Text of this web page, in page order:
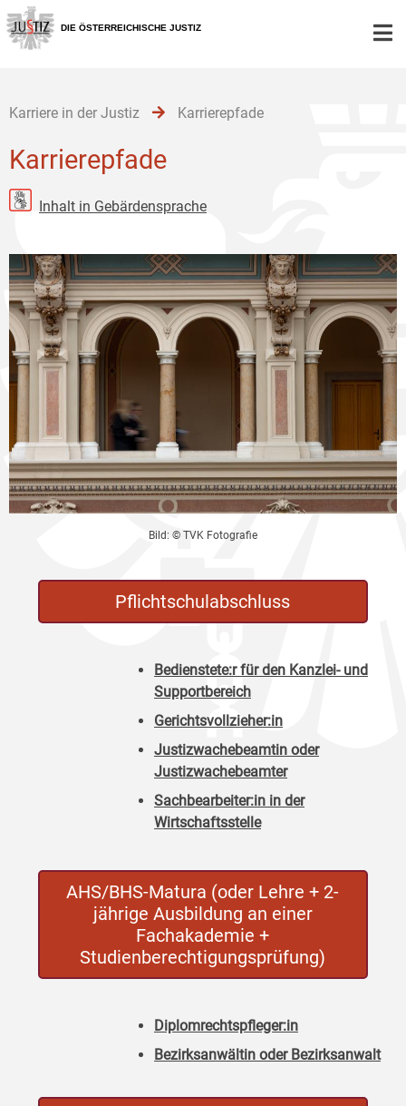
Zur
Hauptnavigation
[1]
Zum
Inhalt
[2]
Zum
Untermenü
[3]
DIE ÖSTERREICHISCHE JUSTIZ
Karriere in der Justiz Karrierepfade
Karrierepfade
Inhalt in Gebärdensprache
Bild: © TVK Fotografie
Pflichtschulabschluss
Bedienstete:r für den Kanzlei- und
Supportbereich
Gerichtsvollzieher:in
Justizwachebeamtin oder
Justizwachebeamter
Sachbearbeiter:in in der
Wirtschaftsstelle
AHS/BHS-Matura (oder Lehre + 2-
jährige Ausbildung an einer
Fachakademie +
Studienberechtigungsprüfung)
Diplomrechtspfleger:in
Bezirksanwältin oder Bezirksanwalt